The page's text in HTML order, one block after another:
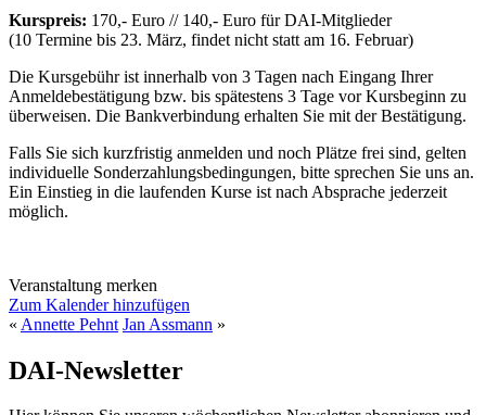
Kurspreis: 170,- Euro // 140,- Euro für DAI-Mitglieder
(10 Termine bis 23. März, findet nicht statt am 16. Februar)
Die Kursgebühr ist innerhalb von 3 Tagen nach Eingang Ihrer
Anmeldebestätigung bzw. bis spätestens 3 Tage vor Kursbeginn zu
überweisen. Die Bankverbindung erhalten Sie mit der Bestätigung.
Falls Sie sich kurzfristig anmelden und noch Plätze frei sind, gelten
individuelle Sonderzahlungsbedingungen, bitte sprechen Sie uns an.
Ein Einstieg in die laufenden Kurse ist nach Absprache jederzeit
möglich.
Veranstaltung merken
Zum Kalender hinzufügen
« Annette Pehnt Jan Assmann »
DAI-Newsletter